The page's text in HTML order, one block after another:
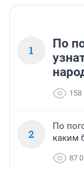
1
По
158
2
По
каким
87